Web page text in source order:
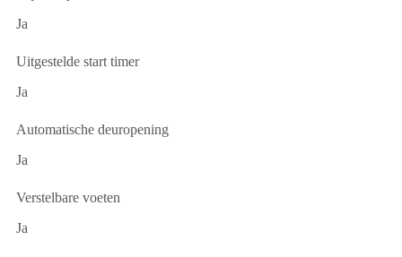
Ja
Uitgestelde start timer
Ja
Automatische deuropening
Ja
Verstelbare voeten
Ja